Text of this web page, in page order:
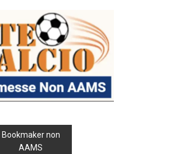
Bookmaker non
AAMS